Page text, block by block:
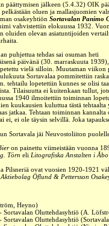
päättymisen jälkeen (5.4.32) OIK
pelkästään oluen ja mallasjuomien
osakeyhtiön Sortavalan Panimo
vahvistettiin elokuussa 1932.
oluiden olevan asiatuntijoiden
puhjettua tehdas sai osuman heti
päivänä (30. marraskuuta
vielä silloin. Muutaman viikon
Sortavalaa pommitettiin
tehtailu lopetettiin kunnes se olisi
Tilaisuutta ei kuitenkaan tullut,
1940 ilmoitettiin toiminnan
kuukausien kuluttua tästä tehtaalta
jatkaa. Tehtaan toiminnan kannalta
ei, ei ole täysin selvillä. Joka
Sortavala jäi Neuvostoliiton
on painettu viimeistään vuonna
Törn eli Litografiska Anstalten i
Pilsneriä ovat vuosien 1920-1921
Aktiebolag Öflund & Pettersson
Heyno)
Sortavalan Oluttehdasyhtiö (A.
Sortavalan Oluttehdasyhtiö